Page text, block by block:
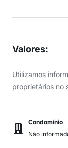
Valores:
Utilizamos
proprietários no
Condomínio
Não